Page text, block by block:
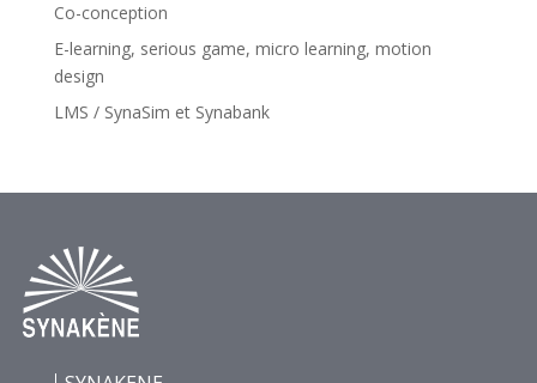
Co-conception
E-learning, serious game, micro learning, motion
design
LMS / SynaSim et Synabank